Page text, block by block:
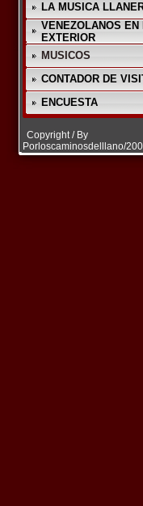
LA MUSICA
VENEZOLANOS EN
EXTERIOR
MUSICOS
CONTADOR DE
ENCUESTA
Copyright / By
Porloscaminosdelllano/